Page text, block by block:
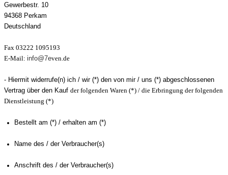
Gewerbestr. 10
94368 Perkam
Deutschland
Fax 03222 1095193
E-Mail: info@7even.de
- Hiermit widerrufe(n) ich / wir (*) den von mir / uns (*) abgeschlossenen
Vertrag über den Kauf der folgenden Waren (*) / die Erbringung der folgenden
Dienstleistung (*)
Bestellt am (*) / erhalten am (*)
Name des / der Verbraucher(s)
Anschrift des / der Verbraucher(s)